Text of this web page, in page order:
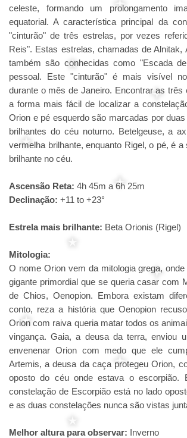
celeste, formando um prolongamento
equatorial. A característica principal da
"cinturão" de três estrelas, por vezes
Reis". Estas estrelas, chamadas de Alnitak,
também são conhecidas como "Escada
pessoal. Este "cinturão" é mais visível
durante o mês de Janeiro. Encontrar as três
a forma mais fácil de localizar a
Orion e pé esquerdo são marcadas por
brilhantes do céu noturno. Betelgeuse, a
vermelha brilhante, enquanto Rigel, o pé, é
brilhante no céu.
Ascensão Reta: 4h 45m a 6h 25m
Declinação: +11 to +23°
Estrela mais brilhante: Beta Orionis (Rigel)
Mitologia:
O nome Orion vem da mitologia grega,
gigante primordial que se queria casar com
de Chios, Oenopion. Embora existam
conto, reza a história que Oenopion
Orion com raiva queria matar todos os
vingança. Gaia, a deusa da terra, enviou
envenenar Orion com medo que ele
Artemis, a deusa da caça protegeu Orion,
oposto do céu onde estava o
constelação de Escorpião está no lado
e as duas constelações nunca são vistas
Melhor altura para observar: Inverno